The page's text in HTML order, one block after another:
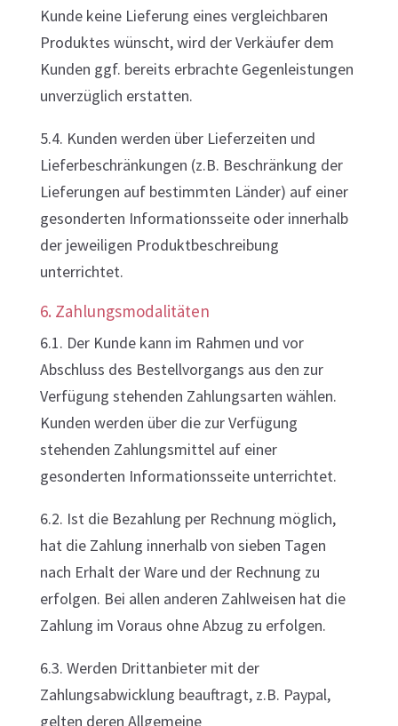
Kunde keine Lieferung eines vergleichbaren
Produktes wünscht, wird der Verkäufer dem
Kunden ggf. bereits erbrachte Gegenleistungen
unverzüglich erstatten.
5.4. Kunden werden über Lieferzeiten und
Lieferbeschränkungen (z.B. Beschränkung der
Lieferungen auf bestimmten Länder) auf einer
gesonderten Informationsseite oder innerhalb
der jeweiligen Produktbeschreibung
unterrichtet.
6. Zahlungsmodalitäten
6.1. Der Kunde kann im Rahmen und vor
Abschluss des Bestellvorgangs aus den zur
Verfügung stehenden Zahlungsarten wählen.
Kunden werden über die zur Verfügung
stehenden Zahlungsmittel auf einer
gesonderten Informationsseite unterrichtet.
6.2. Ist die Bezahlung per Rechnung möglich,
hat die Zahlung innerhalb von sieben Tagen
nach Erhalt der Ware und der Rechnung zu
erfolgen. Bei allen anderen Zahlweisen hat die
Zahlung im Voraus ohne Abzug zu erfolgen.
6.3. Werden Drittanbieter mit der
Zahlungsabwicklung beauftragt, z.B. Paypal,
gelten deren Allgemeine